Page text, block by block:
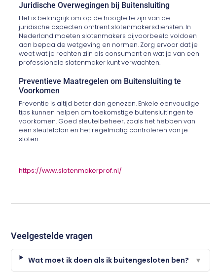
Juridische Overwegingen bij Buitensluiting
Het is belangrijk om op de hoogte te zijn van de
juridische aspecten omtrent slotenmakersdiensten. In
Nederland moeten slotenmakers bijvoorbeeld voldoen
aan bepaalde wetgeving en normen. Zorg ervoor dat je
weet wat je rechten zijn als consument en wat je van een
professionele slotenmaker kunt verwachten.
Preventieve Maatregelen om Buitensluiting te
Voorkomen
Preventie is altijd beter dan genezen. Enkele eenvoudige
tips kunnen helpen om toekomstige buitensluitingen te
voorkomen. Goed sleutelbeheer, zoals het hebben van
een sleutelplan en het regelmatig controleren van je
sloten.
https://www.slotenmakerprof.nl/
Veelgestelde vragen
Wat moet ik doen als ik buitengesloten ben? ▼